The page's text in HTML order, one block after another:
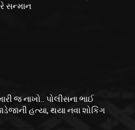
સન્માન
જ નાખો.. પોલીસના ભાઈ
હત્યા, થયા નવા શોકિંગ